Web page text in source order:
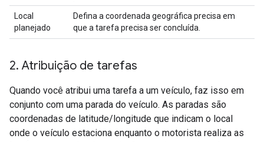
Local
planejado
Defina a coordenada geográfica precisa em
que a tarefa precisa ser concluída.
2. Atribuição de tarefas
Quando você atribui uma tarefa a um veículo, faz isso em
conjunto com uma parada do veículo. As paradas são
coordenadas de latitude/longitude que indicam o local
onde o veículo estaciona enquanto o motorista realiza as